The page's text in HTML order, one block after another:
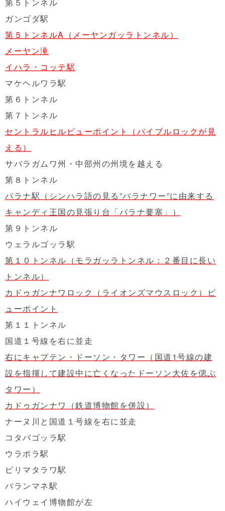
ガンゴダ駅
第５トンネルA（メーヤンガッラトンネル）
メーヤン滝
イハラ・コッテ駅
マケヘルワラ駅
第６トンネル
第７トンネル
セントラルヒルビューポイント（バイブルロックが見
える）
サバラガムワ州・中部州の州境を越える
第８トンネル
バラナ駅（シンハラ語の見る”バラナワー”に由来する
キャンディ王国の見張り台「バラナ要塞」）
第９トンネル
ウェラルゴッラ駅
第１０トンネル（モラガッラトンネル：２番目に長い
トンネル）
カドゥガンナワロック（ライオンズマウスロック）ビ
ューポイント
第１１トンネル
国道１号線を右に並走
右にキャプテン・ドーソン・タワー（国道1号線の建
設を指揮して建設中に亡くなったドーソン大佐を偲ぶ
タワー）
カドゥガンナワ（鉄道博物館を併設）
ナーヌ川と国道１号線を右に並走
コタバゴッラ駅
ウラポラ駅
ピリマタラワ駅
バランマネ駅
ハイウェイ博物館が左